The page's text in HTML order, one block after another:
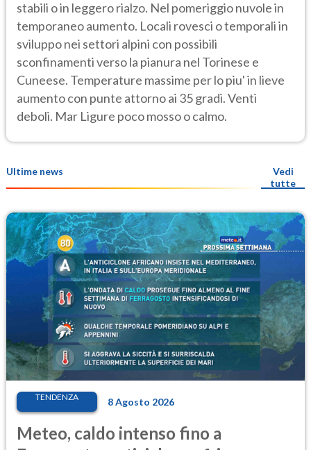
stabili o in leggero rialzo. Nel pomeriggio nuvole in
temporaneo aumento. Locali rovesci o temporali in
sviluppo nei settori alpini con possibili
sconfinamenti verso la pianura nel Torinese e
Cuneese. Temperature massime per lo piu' in lieve
aumento con punte attorno ai 35 gradi. Venti
deboli. Mar Ligure poco mosso o calmo.
Ultime news
Vedi
tutte
TENDENZA 8 Agosto 2026
Meteo, caldo intenso fino a